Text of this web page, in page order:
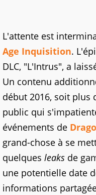
L'attente est
Age Inquisition.
DLC, "L'Intrus", a
Un contenu
début 2016, soit plus
public qui
événements de
grand-chose à se
quelques leaks de
une potentielle date
informations